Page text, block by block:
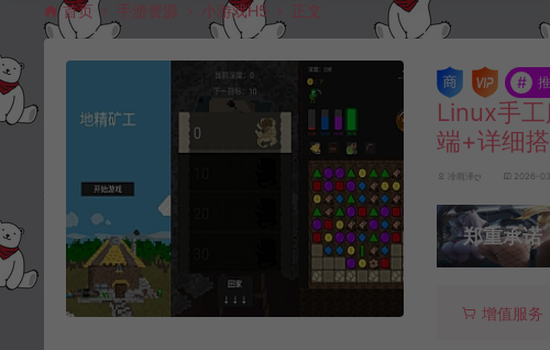
首页 手游资源 小游戏H5 正文
#
Linux手
端+详细
冷雨泽ღ 2026-
郑重承诺
增值服务